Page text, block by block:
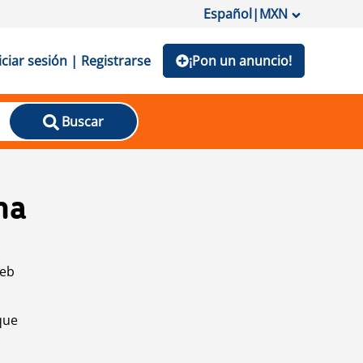
Español|MXN
sesión | Registrarse ¡Pon un anuncio!
Buscar